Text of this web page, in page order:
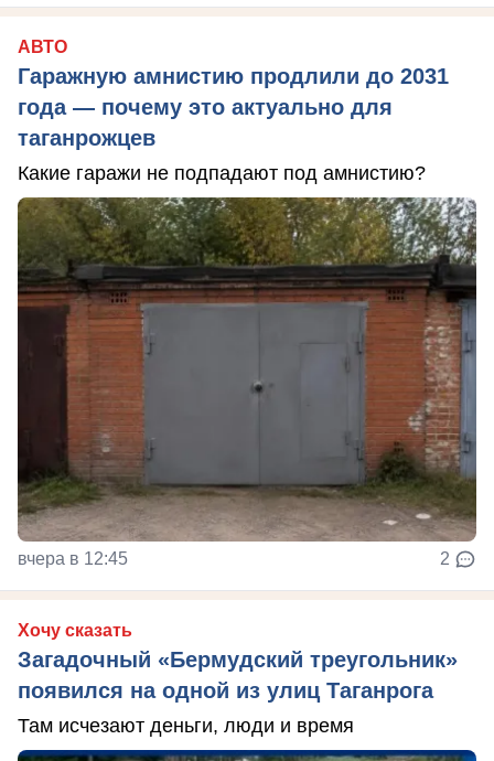
АВТО
Гаражную амнистию продлили до 2031
года — почему это актуально для
таганрожцев
Какие гаражи не подпадают под амнистию?
вчера в 12:45 2
Хочу сказать
Загадочный «Бермудский треугольник»
появился на одной из улиц Таганрога
Там исчезают деньги, люди и время